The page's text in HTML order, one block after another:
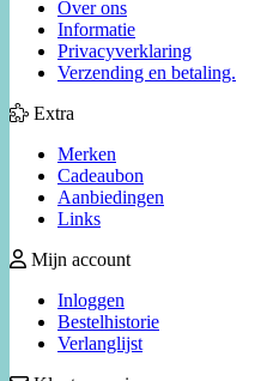
Over ons
Informatie
Privacyverklaring
Verzending en betaling.
Extra
Merken
Cadeaubon
Aanbiedingen
Links
Mijn account
Inloggen
Bestelhistorie
Verlanglijst